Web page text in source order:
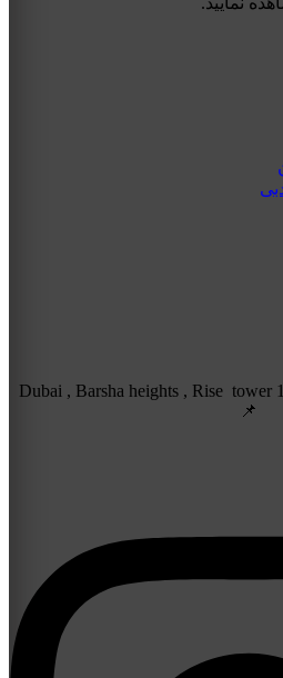
Dubai , Barsha heights , Rise tower
📌